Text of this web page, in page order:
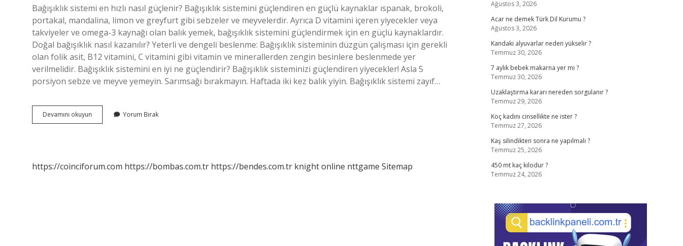
Bağışıklık sistemi en hızlı nasıl güçlenir? Bağışıklık sistemini güçlendiren en güçlü kaynaklar ıspanak, brokoli,
portakal, mandalina, limon ve greyfurt gibi sebzeler ve meyvelerdir. Ayrıca D vitamini içeren yiyecekler veya
takviyeler ve omega-3 kaynağı olan balık yemek, bağışıklık sistemini güçlendirmek için en güçlü kaynaklardır.
Doğal bağışıklık nasıl kazanılır? Yeterli ve dengeli beslenme: Bağışıklık sisteminin düzgün çalışması için gerekli
olan folik asit, B12 vitamini, C vitamini gibi vitamin ve minerallerden zengin besinlere beslenmede yer
verilmelidir. Bağışıklık sistemini en iyi ne güçlendirir? Bağışıklık sisteminizi güçlendiren yiyecekler! Asla 5
porsiyon sebze ve meyve yemeyin. Sarımsağı bırakmayın. Haftada iki kez balık yiyin. Bağışıklık sistemi zayıf…
Devamını okuyun Bağışıklık
Nasıl
Yorum Bırak
https://coinciforum.com https://bombas.com.tr https://bendes.com.tr knight online nttgame Sitemap
Ağustos 3, 2026
Acar ne demek Türk Dil Kurumu ?
Ağustos 3, 2026
Kandaki alyuvarlar neden yükselir ?
Temmuz 30, 2026
7 aylık bebek makarna yer mi ?
Temmuz 30, 2026
Uzaklaştırma kararı nereden sorgulanır ?
Temmuz 29, 2026
Koç kadını cinsellikte ne ister ?
Temmuz 27, 2026
Kaş silindikten sonra ne yapılmalı ?
Temmuz 25, 2026
450 mt kaç kilodur ?
Temmuz 24, 2026